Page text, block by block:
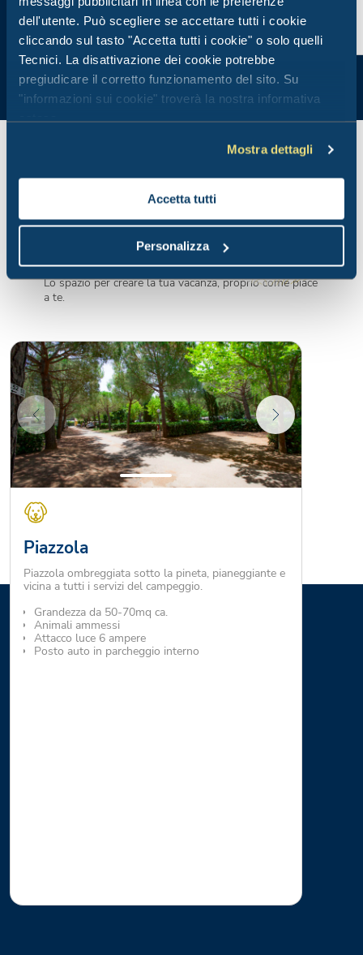
dell'utente. Può scegliere se accettare tutti i cookie
cliccando sul tasto "Accetta tutti i cookie" o solo quelli
Tecnici. La disattivazione dei cookie potrebbe
pregiudicare il corretto funzionamento del sito. Su
"informazioni sui cookie" troverà la nostra informativa
estesa.
Mostra dettagli
Accetta tutti
Personalizza
Piazzole
Lo spazio per creare la tua vacanza, proprio come piace
a te.
Piazzola
Piazzola ombreggiata sotto la pineta, pianeggiante e
vicina a tutti i servizi del campeggio.
Grandezza da 50-70mq ca.
Animali ammessi
Attacco luce 6 ampere
Posto auto in parcheggio interno